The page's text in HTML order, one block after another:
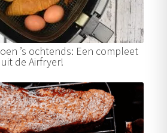
’s ochtends: Een compleet
de Airfryer!